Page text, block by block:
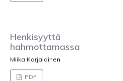
Henkisyyttä
hahmottamassa
Miika Karjalainen
PDF